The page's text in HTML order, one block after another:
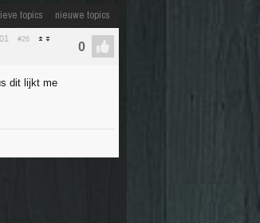
topics nieuwe topics
#26
dit lijkt me